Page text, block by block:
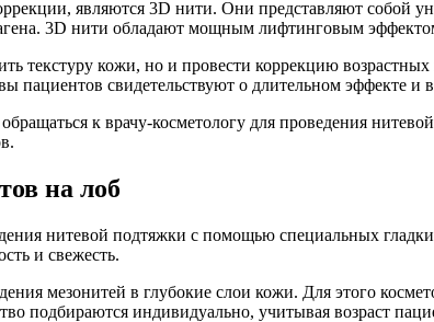
являются 3D нити. Они представляют собой
3D нити обладают мощным лифтинговым
текстуру кожи, но и провести коррекцию
свидетельствуют о длительном эффекте и
к врачу-косметологу для проведения
на лоб
нитевой подтяжки с помощью специальных
и свежесть.
мезонитей в глубокие слои кожи. Для этого
подбираются индивидуально, учитывая возраст